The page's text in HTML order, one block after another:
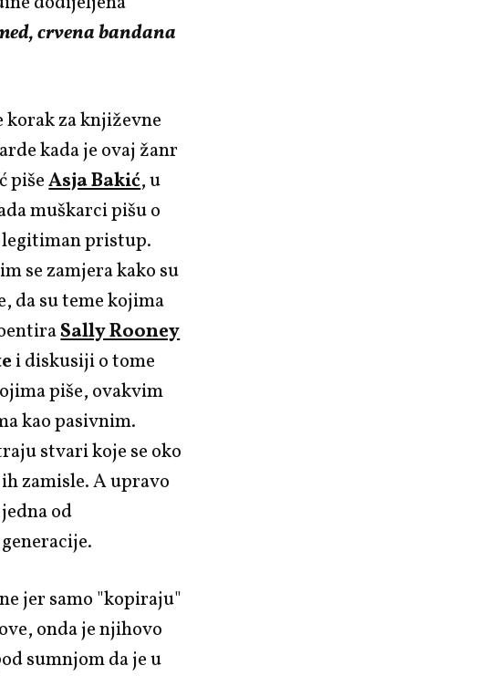
crvena bandana
korak za književne
kada je ovaj žanr
pišeAsja Bakić, u
muškarci pišu o
legitiman pristup.
se zamjera kako su
da su teme kojima
Sally Rooney
i diskusiji o tome
piše, ovakvim
kao pasivnim.
stvari koje se oko
zamisle. A upravo
od
jer samo "kopiraju"
onda je njihovo
sumnjom da je u